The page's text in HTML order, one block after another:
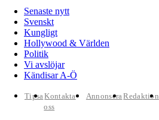
Senaste nytt
Svenskt
Kungligt
Hollywood & Världen
Politik
Vi avslöjar
Kändisar A-Ö
TipsaKontakta
oss
AnnonseraRedaktion